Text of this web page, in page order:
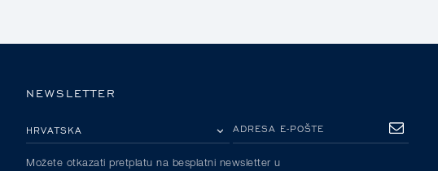
NEWSLETTER
ADRESA E-POŠTE
Možete otkazati pretplatu na besplatni newsletter u